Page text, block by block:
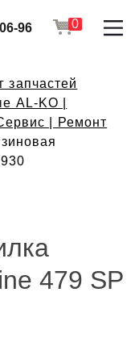
96 0
запчастей
AL-KO |
| Ремонт
479 SP